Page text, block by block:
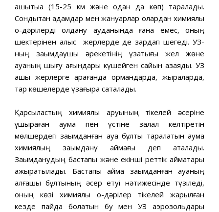
қашықтыққа (15-25 км және одан да көп) таралады.
Сондықтан адамдар мен жануарлар олардан химиялық
оқ-дәрілерді қолдану ауданында ғана емес, оның
шектерінен алыс жерлерде де зардап шегеді. УЗ-
ның зақымдаушы әрекетінің үзақтығы жел жөне
ауаның шығу ағындары күшейген сайын азаяды. УЗ
ашық жерлерге қарағанда ормандарда, жыраларда,
тар көшелерде үзағырақ сақталады.
Қарсыластың химиялық қаруының тікелей әсеріне
ұшыраған аумақ пен үстіне залал келтіретін
мөлшердегі зақымданған ауа бұлты таралатын аумақ
химиялың зақымдану аймағы деп аталады.
Зақымданудың бастапқы және екінші реттік аймақтары
ажыратылады. Бастапқы аймақ зақымданған ауаның
алғашқы бұлтының әсер етуі нәтижесінде түзіледі,
оның көзі химиялық оқ-дәрілер тікелей жарылған
кезде пайда болатын бу мен УЗ аэрозольдары